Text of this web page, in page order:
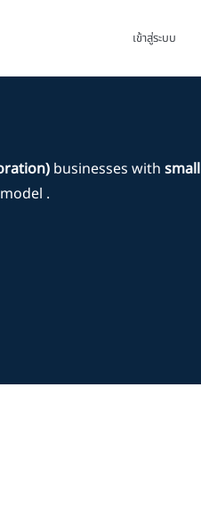
เข้าสู่ระบบ
businesses with small
model .